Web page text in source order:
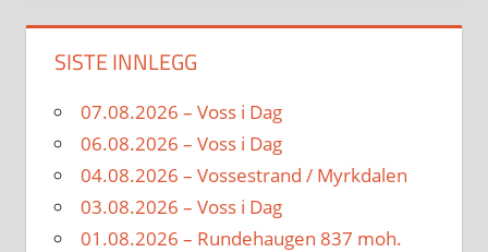
SISTE INNLEGG
07.08.2026 – Voss i Dag
06.08.2026 – Voss i Dag
04.08.2026 – Vossestrand / Myrkdalen
03.08.2026 – Voss i Dag
01.08.2026 – Rundehaugen 837 moh.